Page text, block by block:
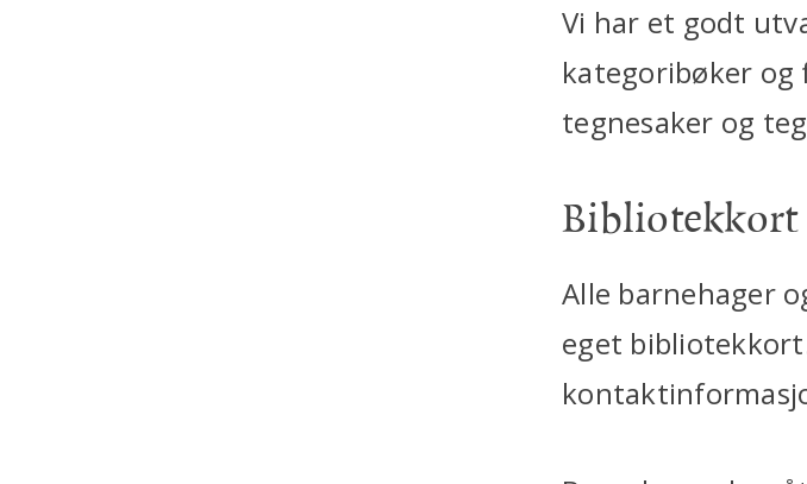
Vi har et godt
kategoribøker og
tegnesaker og
Bibliotekkort
Alle barnehager
eget